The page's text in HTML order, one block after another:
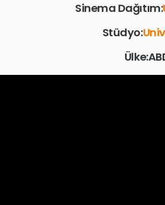
Sinema Dağıtım:
Stüdyo: